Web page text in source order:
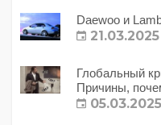
Daewoo и
21.03.2025
Глобальный
Причины,
с этим делать?
05.03.2025